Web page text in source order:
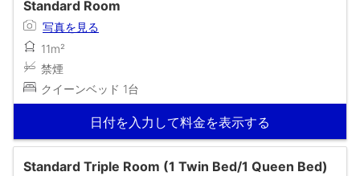
Standard Room
写真を見る
11m²
禁煙
クイーンベッド 1台
日付を入力して料金を表示する
Standard Triple Room (1 Twin Bed/1 Queen Bed)